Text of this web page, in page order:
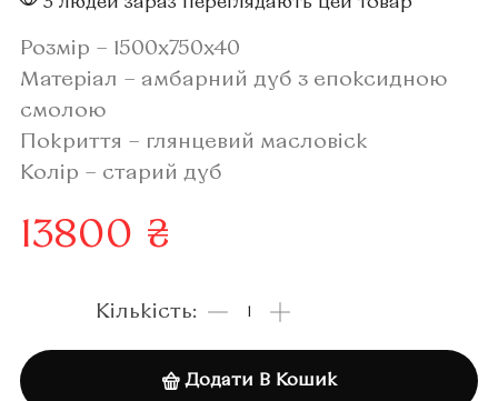
Розмір – 1500x750x40
Матеріал – амбарний дуб з епоксидною
смолою
Покриття – глянцевий масловіск
Колір – старий дуб
13800 ₴
Додати В Кошик